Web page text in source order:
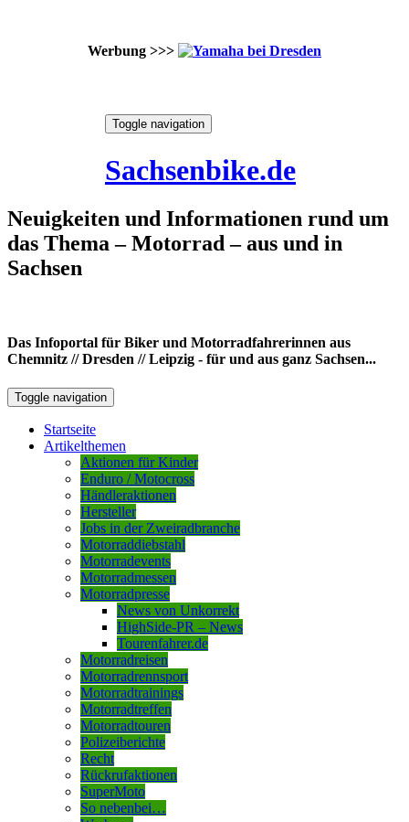
Werbung >>>
Toggle navigation
Sachsenbike.de
Neuigkeiten und Informationen rund um
das Thema – Motorrad – aus und in
Sachsen
Das Infoportal für Biker und Motorradfahrerinnen aus
Chemnitz // Dresden // Leipzig - für und aus ganz Sachsen...
Toggle navigation
Startseite
Artikelthemen
Aktionen für Kinder
Enduro / Motocross
Händleraktionen
Hersteller
Jobs in der Zweiradbranche
Motorraddiebstahl
Motorradevents
Motorradmessen
Motorradpresse
News von Unkorrekt
HighSide-PR – News
Tourenfahrer.de
Motorradreisen
Motorradrennsport
Motorradtrainings
Motorradtreffen
Motorradtouren
Polizeiberichte
Recht
Rückrufaktionen
SuperMoto
So nebenbei…